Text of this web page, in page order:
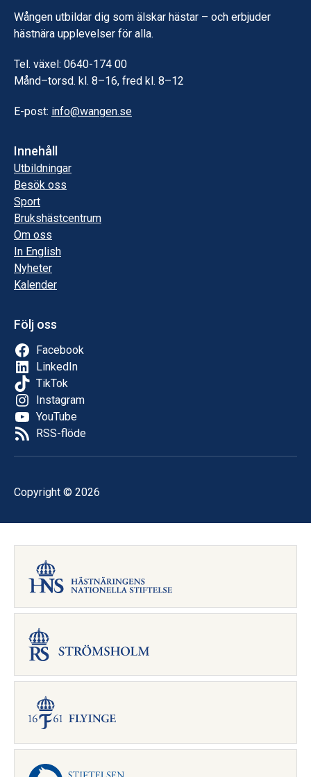
Wången utbildar dig som älskar hästar – och erbjuder
hästnära upplevelser för alla.
Tel. växel: 0640-174 00
Månd–torsd. kl. 8–16, fred kl. 8–12
E-post: info@wangen.se
Innehåll
Utbildningar
Besök oss
Sport
Brukshästcentrum
Om oss
In English
Nyheter
Kalender
Följ oss
Facebook
LinkedIn
TikTok
Instagram
YouTube
RSS-flöde
Copyright © 2026